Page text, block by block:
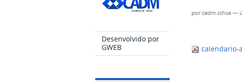
Desenvolvido por
GWEB
porcadm.cchsa —
calendario-